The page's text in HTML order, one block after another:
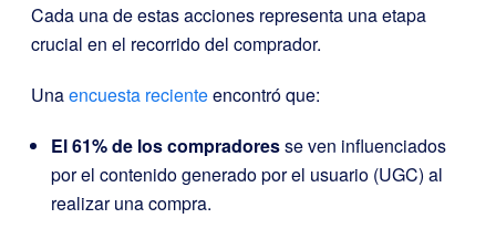
Cada una de estas acciones representa una etapa
crucial en el recorrido del comprador.
Unaencuesta recienteencontró que:
El 61% de los compradoresse ven influenciados
por el contenido generado por el usuario (UGC) al
realizar una compra.